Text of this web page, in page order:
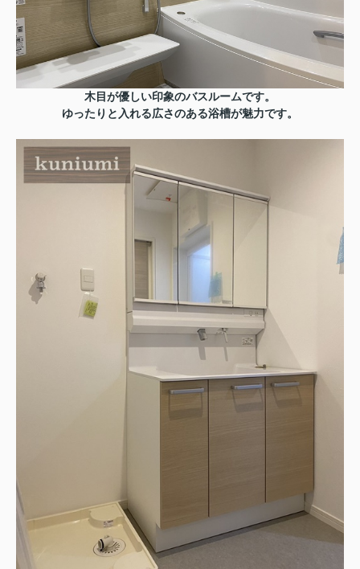
木目が優しい印象のバスルームです。
ゆったりと入れる広さのある浴槽が魅力です。